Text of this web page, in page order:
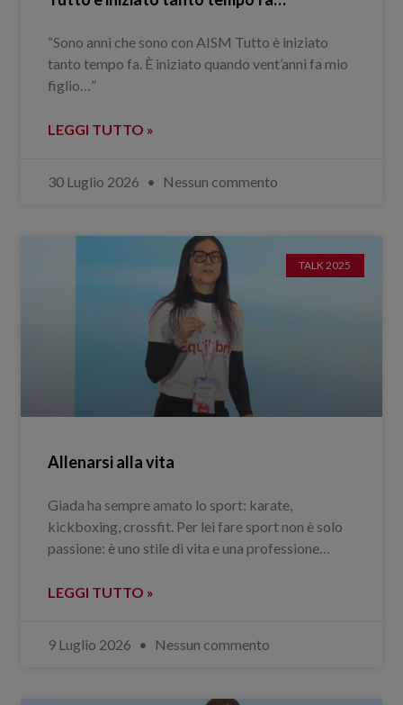
“Sono anni che sono con AISM Tutto è iniziato
tanto tempo fa. È iniziato quando vent’anni fa mio
figlio…”
LEGGI TUTTO »
30 Luglio 2026 Nessun commento
TALK 2025
Allenarsi alla vita
Giada ha sempre amato lo sport: karate,
kickboxing, crossfit. Per lei fare sport non è solo
passione: è uno stile di vita e una professione…
LEGGI TUTTO »
9 Luglio 2026 Nessun commento